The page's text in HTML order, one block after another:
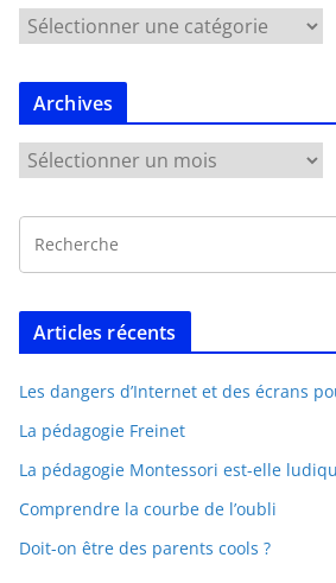
Archives
Articles récents
Les dangers d’Internet et des écrans
La pédagogie Freinet
La pédagogie Montessori est-elle
Comprendre la courbe de l’oubli
Doit-on être des parents cools ?